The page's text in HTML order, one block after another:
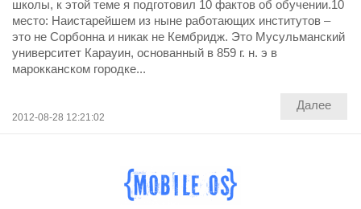
школы, к этой теме я подготовил 10 фактов об обучении.10
место: Наистарейшем из ныне работающих институтов –
это не Сорбонна и никак не Кембридж. Это Мусульманский
университет Карауин, основанный в 859 г. н. э в
марокканском городке...
2012-08-28 12:21:02
Далее